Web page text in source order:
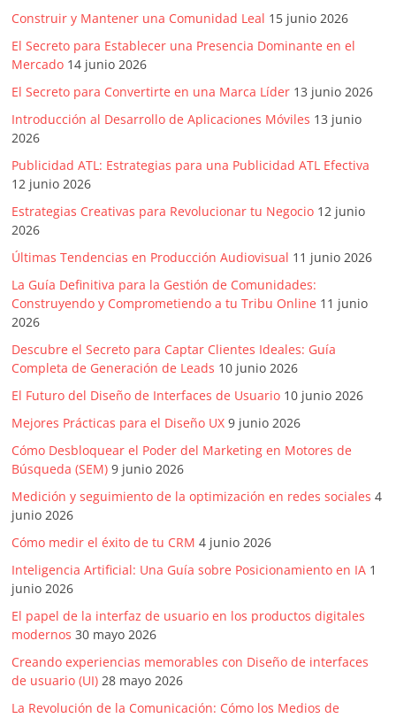
en
Colombia.
Construir y Mantener una Comunidad Leal 15 junio 2026
El Secreto para Establecer una Presencia Dominante en el
Mercado 14 junio 2026
El Secreto para Convertirte en una Marca Líder 13 junio 2026
Introducción al Desarrollo de Aplicaciones Móviles 13 junio
2026
Publicidad ATL: Estrategias para una Publicidad ATL Efectiva
12 junio 2026
Estrategias Creativas para Revolucionar tu Negocio 12 junio
2026
Últimas Tendencias en Producción Audiovisual 11 junio 2026
La Guía Definitiva para la Gestión de Comunidades:
Construyendo y Comprometiendo a tu Tribu Online 11 junio
2026
Descubre el Secreto para Captar Clientes Ideales: Guía
Completa de Generación de Leads 10 junio 2026
El Futuro del Diseño de Interfaces de Usuario 10 junio 2026
Mejores Prácticas para el Diseño UX 9 junio 2026
Cómo Desbloquear el Poder del Marketing en Motores de
Búsqueda (SEM) 9 junio 2026
Medición y seguimiento de la optimización en redes sociales 4
junio 2026
Cómo medir el éxito de tu CRM 4 junio 2026
Inteligencia Artificial: Una Guía sobre Posicionamiento en IA 1
junio 2026
El papel de la interfaz de usuario en los productos digitales
modernos 30 mayo 2026
Creando experiencias memorables con Diseño de interfaces
de usuario (UI) 28 mayo 2026
La Revolución de la Comunicación: Cómo los Medios de